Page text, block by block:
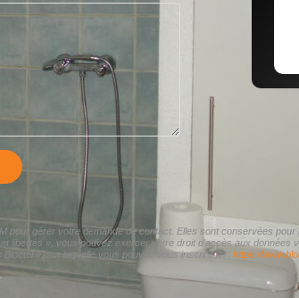
gérer votre demande de contact. Elles sont conservées
libertés », vous pouvez exercer votre droit d'accès aux
», sur laquelle vous pouvez vous inscrire ici : https://